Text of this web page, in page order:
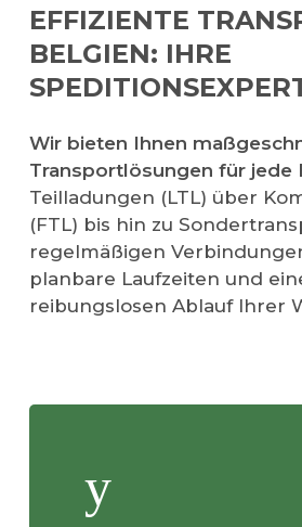
EFFIZIENTE
BELGIEN: IHRE
Wir bieten Ihnen
Transportlösungen für jede
Teilladungen (LTL) über
(FTL) bis hin zu
regelmäßigen
planbare Laufzeiten und
reibungslosen Ablauf Ihrer